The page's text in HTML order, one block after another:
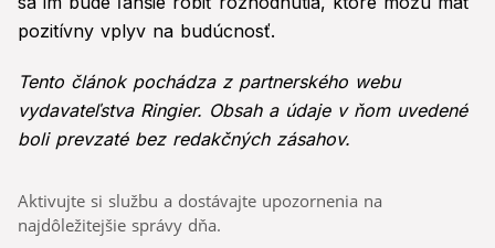
pozitívny vplyv na budúcnosť.
Tento článok pochádza z partnerského webu
vydavateľstva Ringier. Obsah a údaje v ňom uvedené
boli prevzaté bez redakčných zásahov.
Aktivujte si službu a dostávajte upozornenia na
najdôležitejšie správy dňa.